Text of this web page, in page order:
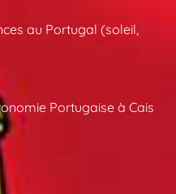
au Portugal (soleil,
Portugaise à Cais